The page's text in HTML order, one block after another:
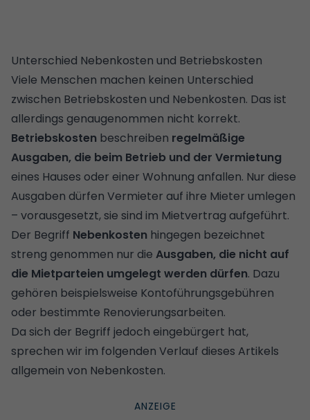
Unterschied Nebenkosten und Betriebskosten
Viele Menschen machen keinen Unterschied
zwischen Betriebskosten und Nebenkosten. Das ist
allerdings genaugenommen nicht korrekt.
Betriebskosten beschreiben regelmäßige
Ausgaben, die beim Betrieb und der Vermietung
eines Hauses oder einer Wohnung anfallen. Nur diese
Ausgaben dürfen Vermieter auf ihre Mieter umlegen
– vorausgesetzt, sie sind im Mietvertrag aufgeführt.
Der Begriff Nebenkosten hingegen bezeichnet
streng genommen nur die Ausgaben, die nicht auf
die Mietparteien umgelegt werden dürfen. Dazu
gehören beispielsweise Kontoführungsgebühren
oder bestimmte Renovierungsarbeiten.
Da sich der Begriff jedoch eingebürgert hat,
sprechen wir im folgenden Verlauf dieses Artikels
allgemein von Nebenkosten.